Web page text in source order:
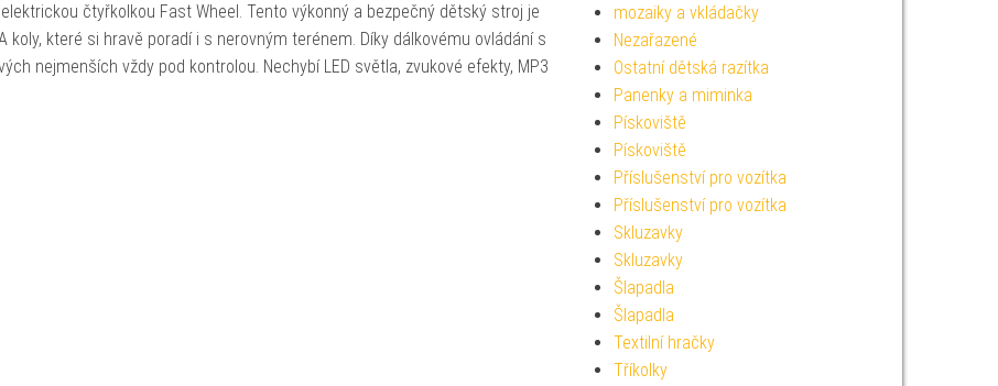
čtyřkolkou Fast Wheel. Tento výkonný a bezpečný dětský stroj je
které si hravě poradí i s nerovným terénem. Díky dálkovému ovládání s
nejmenších vždy pod kontrolou. Nechybí LED světla, zvukové efekty, MP3
mozaiky a vkládačky
Nezařazené
Ostatní dětská razítka
Panenky a miminka
Pískoviště
Pískoviště
Příslušenství pro vozítka
Příslušenství pro vozítka
Skluzavky
Skluzavky
Šlapadla
Šlapadla
Textilní hračky
Tříkolky